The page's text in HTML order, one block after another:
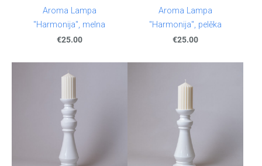
Aroma Lampa
"Harmonija", melna
€25.00
Aroma Lampa
"Harmonija", pelēka
€25.00